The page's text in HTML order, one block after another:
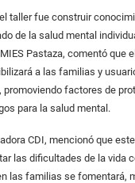
taller fue construir
de la salud mental
Pastaza, comentó que
a las familias y
promoviendo factores de
para la salud mental.
CDI, mencionó que
las dificultades de la vida
las familias se fomentará,